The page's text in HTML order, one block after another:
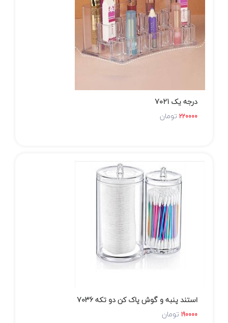
درجه یک 7021
220000 تومان
استند پنبه و گوش پاک کن دو تکه 7036
190000 تومان